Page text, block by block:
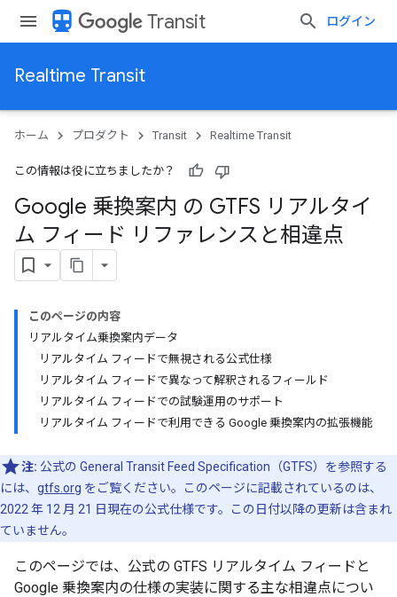
directions_transit Transit ログイン
Realtime Transit
ホーム プロダクト Transit Realtime Transit
この情報は役に立ちましたか？
Google 乗換案内 の GTFS リアルタイ
ム フィード リファレンスと相違点
このページの内容
リアルタイム乗換案内データ
リアルタイム フィードで無視される公式仕様
リアルタイム フィードで異なって解釈されるフィールド
リアルタイム フィードでの試験運用のサポート
リアルタイム フィードで利用できる Google 乗換案内の拡張機能
注: 公式の General Transit Feed Specification（GTFS）を参照する
には、 gtfs.org をご覧ください。このページに記載されているのは、
2022 年 12 月 21 日現在の公式仕様です。この日付以降の更新は含まれ
ていません。
このページでは、公式の GTFS リアルタイム フィードと
Google 乗換案内の仕様の実装に関する主な相違点につい